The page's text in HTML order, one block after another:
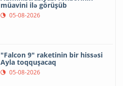
müavini ilə görüşüb
05-08-2026
"Falcon 9" raketinin bir hissəsi
Ayla toqquşacaq
05-08-2026